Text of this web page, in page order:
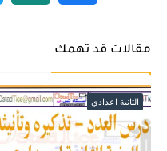
مقالات قد تهمك
الثانية اعدادي